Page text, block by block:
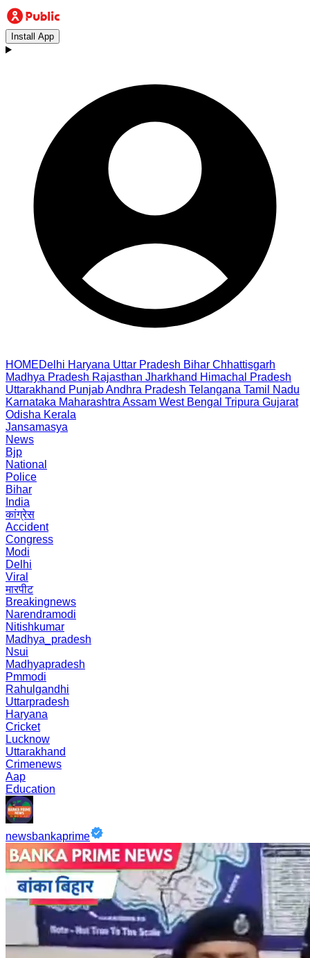
Install App
HOMEDelhi Haryana Uttar Pradesh Bihar Chhattisgarh
Madhya Pradesh Rajasthan Jharkhand Himachal Pradesh
Uttarakhand PunjabAndhra Pradesh Telangana Tamil Nadu
Karnataka Maharashtra Assam West Bengal Tripura Gujarat
Odisha Kerala
Jansamasya
News
Bjp
National
Police
Bihar
India
कांग्रेस
Accident
Congress
Modi
Delhi
Viral
मारपीट
Breakingnews
Narendramodi
Nitishkumar
Madhya_pradesh
Nsui
Madhyapradesh
Pmmodi
Rahulgandhi
Uttarpradesh
Haryana
Cricket
Lucknow
Uttarakhand
Crimenews
Aap
Education
newsbankaprime